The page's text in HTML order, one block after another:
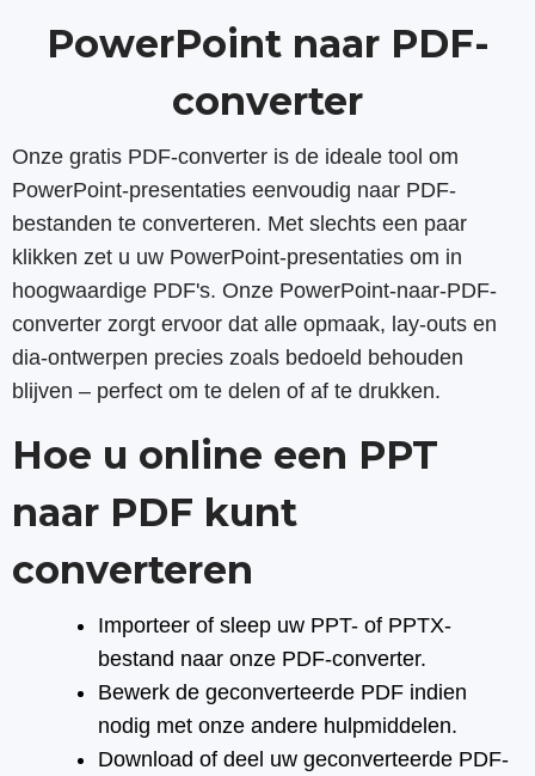
PowerPoint naar PDF-
converter
Onze gratis PDF-converter is de ideale tool om
PowerPoint-presentaties eenvoudig naar PDF-
bestanden te converteren. Met slechts een paar
klikken zet u uw PowerPoint-presentaties om in
hoogwaardige PDF's. Onze PowerPoint-naar-PDF-
converter zorgt ervoor dat alle opmaak, lay-outs en
dia-ontwerpen precies zoals bedoeld behouden
blijven – perfect om te delen of af te drukken.
Hoe u online een PPT
naar PDF kunt
converteren
Importeer of sleep uw PPT- of PPTX-
bestand naar onze PDF-converter.
Bewerk de geconverteerde PDF indien
nodig met onze andere hulpmiddelen.
Download of deel uw geconverteerde PDF-